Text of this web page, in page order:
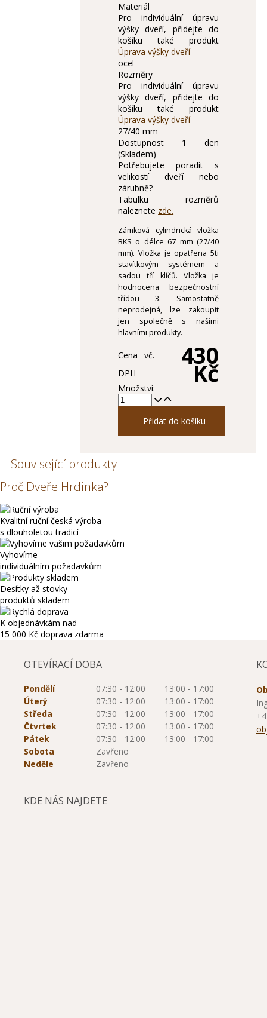
Materiál
Pro individuální úpravu
výšky dveří, přidejte do
košíku také produkt
Úprava výšky dveří
ocel
Rozměry
Pro individuální úpravu
výšky dveří, přidejte do
košíku také produkt
Úprava výšky dveří
27/40 mm
Dostupnost 1 den
(Skladem)
Potřebujete poradit s
velikostí dveří nebo
zárubně?
Tabulku rozměrů
naleznete zde.
Zámková cylindrická vložka
BKS o délce 67 mm (27/40
mm). Vložka je opatřena 5ti
stavítkovým systémem a
sadou tří klíčů. Vložka je
hodnocena bezpečnostní
třídou 3. Samostatně
neprodejná, lze zakoupit
jen společně s našimi
hlavními produkty.
Cena vč.
DPH
430
Kč
Množství:
Přidat do košíku
Související produkty
Proč Dveře Hrdinka?
Kvalitní ruční česká výroba
s dlouholetou tradicí
Vyhovíme
individuálním požadavkům
Desítky až stovky
produktů skladem
K objednávkám nad
15 000 Kč doprava zdarma
OTEVÍRACÍ DOBA
Pondělí 07:30 - 12:00
13:00 - 17:00
Úterý
07:30 - 12:00
13:00 - 17:00
Středa
07:30 - 12:00
13:00 - 17:00
Čtvrtek
07:30 - 12:00
13:00 - 17:00
Pátek
07:30 - 12:00
13:00 - 17:00
Sobota
Zavřeno
Neděle
Zavřeno
KDE NÁS NAJDETE